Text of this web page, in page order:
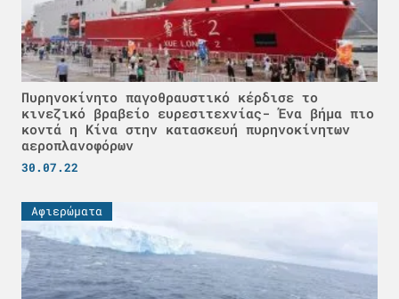
Πυρηνοκίνητο παγοθραυστικό κέρδισε το
κινεζικό βραβείο ευρεσιτεχνίας- Ένα βήμα πιο
κοντά η Κίνα στην κατασκευή πυρηνοκίνητων
αεροπλανοφόρων
30.07.22
Αφιερώματα